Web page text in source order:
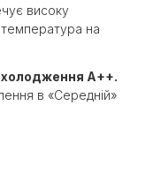
високу
температура на
A++.
в «Середній»